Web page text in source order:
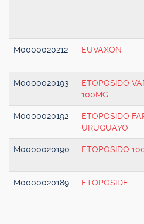
M0000020212 EUVAXON
M0000020193
ETOPOSIDO
100MG
M0000020192
ETOPOSIDO
URUGUAYO
M0000020190 ETOPOSIDO
M0000020189 ETOPOSIDE